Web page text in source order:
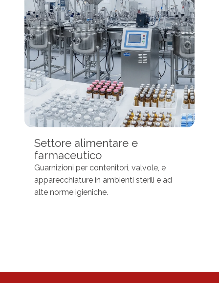
Settore alimentare e
farmaceutico
Guarnizioni per contenitori, valvole, e
apparecchiature in ambienti sterili e ad
alte norme igieniche.